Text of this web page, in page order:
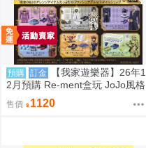
預購 訂金
【我家遊樂器】26年1
2月預購 Re-ment盒玩 JoJo風格
館 黃金之風
售價 1120